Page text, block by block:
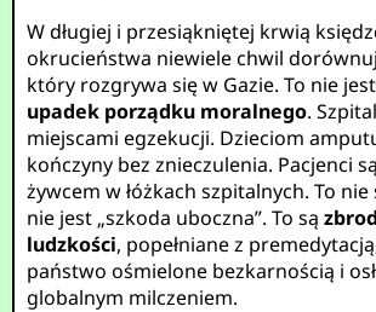
W długiej i przesiąkniętej krwią
okrucieństwa niewiele chwil
który rozgrywa się w Gazie. To nie
upadek porządku moralnego.
miejscami egzekucji. Dzieciom
kończyny bez znieczulenia. Pacjenci
żywcem w łóżkach szpitalnych. To nie
nie jest „szkoda uboczna”. To są
ludzkości, popełniane z
państwo ośmielone bezkarnością i
globalnym milczeniem.